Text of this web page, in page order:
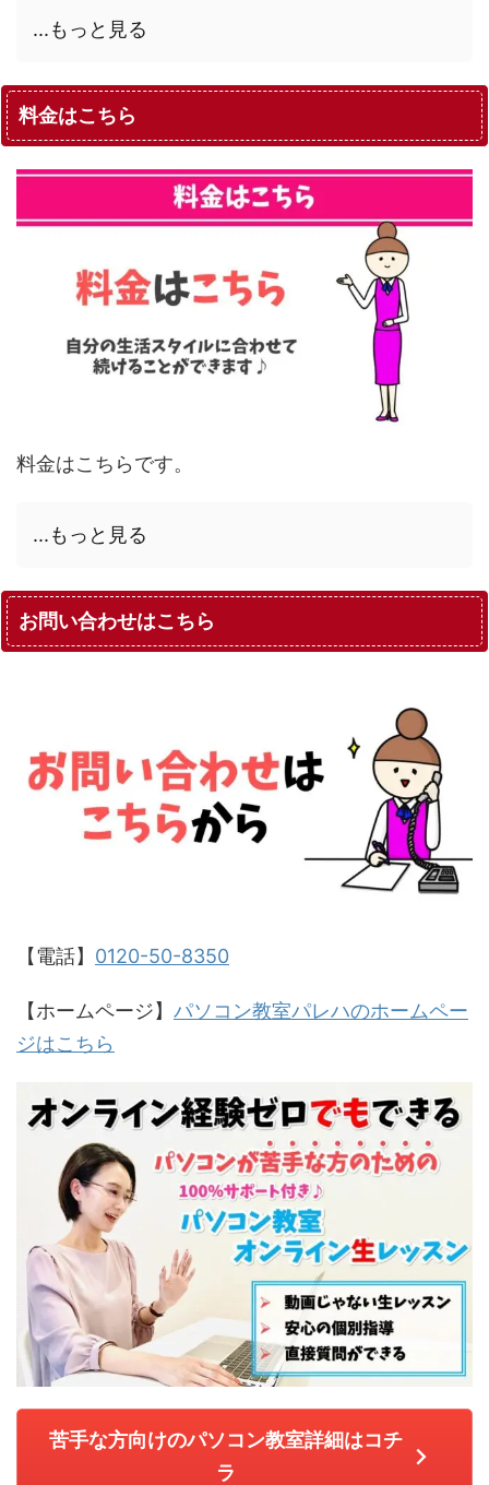
...もっと見る
料金はこちら
料金はこちらです。
...もっと見る
お問い合わせはこちら
【電話】 0120-50-8350
【ホームページ】 パソコン教室パレハのホームペー
ジはこちら
苦手な方向けのパソコン教室詳細はコチ
ラ